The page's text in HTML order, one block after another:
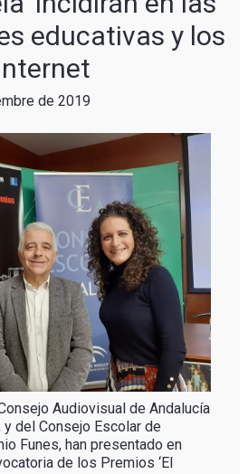
educativas y los
de 2019
Audiovisual de Andalucía
y del Consejo Escolar de
Funes, han presentado en
de los Premios ‘El